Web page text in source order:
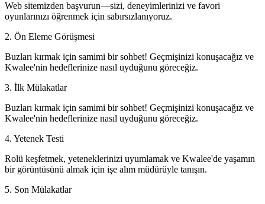
Web sitemizden başvurun—sizi, deneyimlerinizi ve favori
oyunlarınızı öğrenmek için sabırsızlanıyoruz.
2. Ön Eleme Görüşmesi
Buzları kırmak için samimi bir sohbet! Geçmişinizi konuşacağız ve
Kwalee'nin hedeflerinize nasıl uyduğunu göreceğiz.
3. İlk Mülakatlar
Buzları kırmak için samimi bir sohbet! Geçmişinizi konuşacağız ve
Kwalee'nin hedeflerinize nasıl uyduğunu göreceğiz.
4. Yetenek Testi
Rolü keşfetmek, yeteneklerinizi uyumlamak ve Kwalee'de yaşamın
bir görüntüsünü almak için işe alım müdürüyle tanışın.
5. Son Mülakatlar